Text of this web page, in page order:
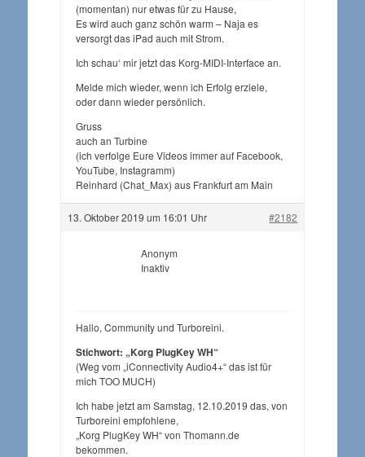
(momentan) nur etwas für zu Hause,
Es wird auch ganz schön warm – Naja es
versorgt das iPad auch mit Strom.
Ich schau‘ mir jetzt das Korg-MIDI-Interface an.
Melde mich wieder, wenn ich Erfolg erziele,
oder dann wieder persönlich.
Gruss
auch an Turbine
(ich verfolge Eure Videos immer auf Facebook,
YouTube, Instagramm)
Reinhard (Chat_Max) aus Frankfurt am Main
13. Oktober 2019 um 16:01 Uhr #2182
Anonym
Inaktiv
Hallo, Community und Turboreini.
Stichwort: „Korg PlugKey WH“
(Weg vom „iConnectivity Audio4+“ das ist für
mich TOO MUCH)
Ich habe jetzt am Samstag, 12.10.2019 das, von
Turboreini empfohlene,
„Korg PlugKey WH“ von Thomann.de
bekommen.